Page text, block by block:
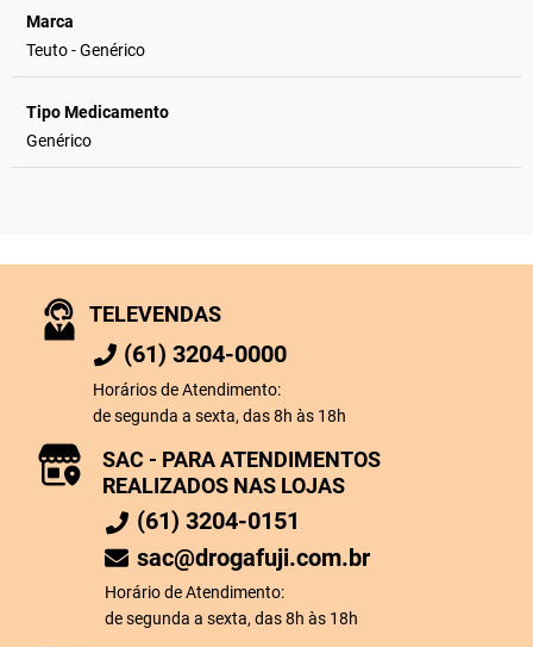
Marca
Teuto - Genérico
Tipo Medicamento
Genérico
TELEVENDAS
(61) 3204-0000
Horários de Atendimento:
de segunda a sexta, das 8h às 18h
SAC - PARA ATENDIMENTOS
REALIZADOS NAS LOJAS
(61) 3204-0151
sac@drogafuji.com.br
Horário de Atendimento:
de segunda a sexta, das 8h às 18h